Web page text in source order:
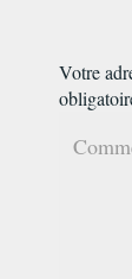
Votre